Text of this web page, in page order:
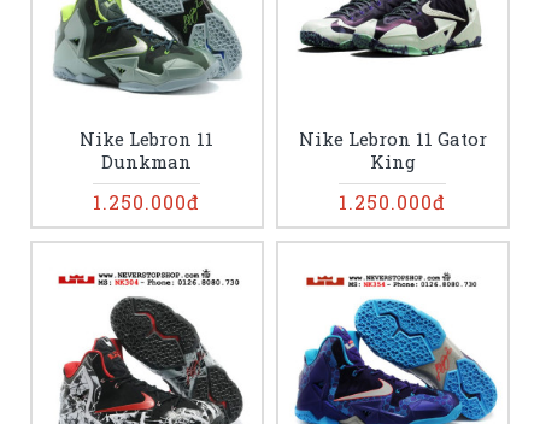
Nike Lebron 11
Dunkman
1.250.000đ
Nike Lebron 11 Gator
King
1.250.000đ